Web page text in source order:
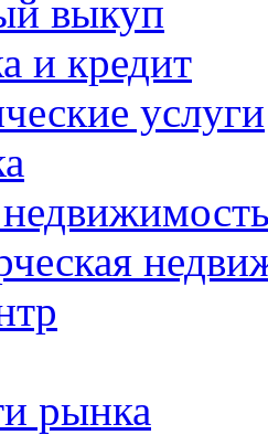
выкуп
и кредит
услуги
рынка